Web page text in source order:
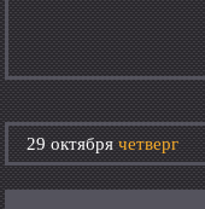
29 октябрячетверг